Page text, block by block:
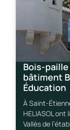
Bois-
bâtiment
Éducation
À Saint-
HELIASOL
Vallès de